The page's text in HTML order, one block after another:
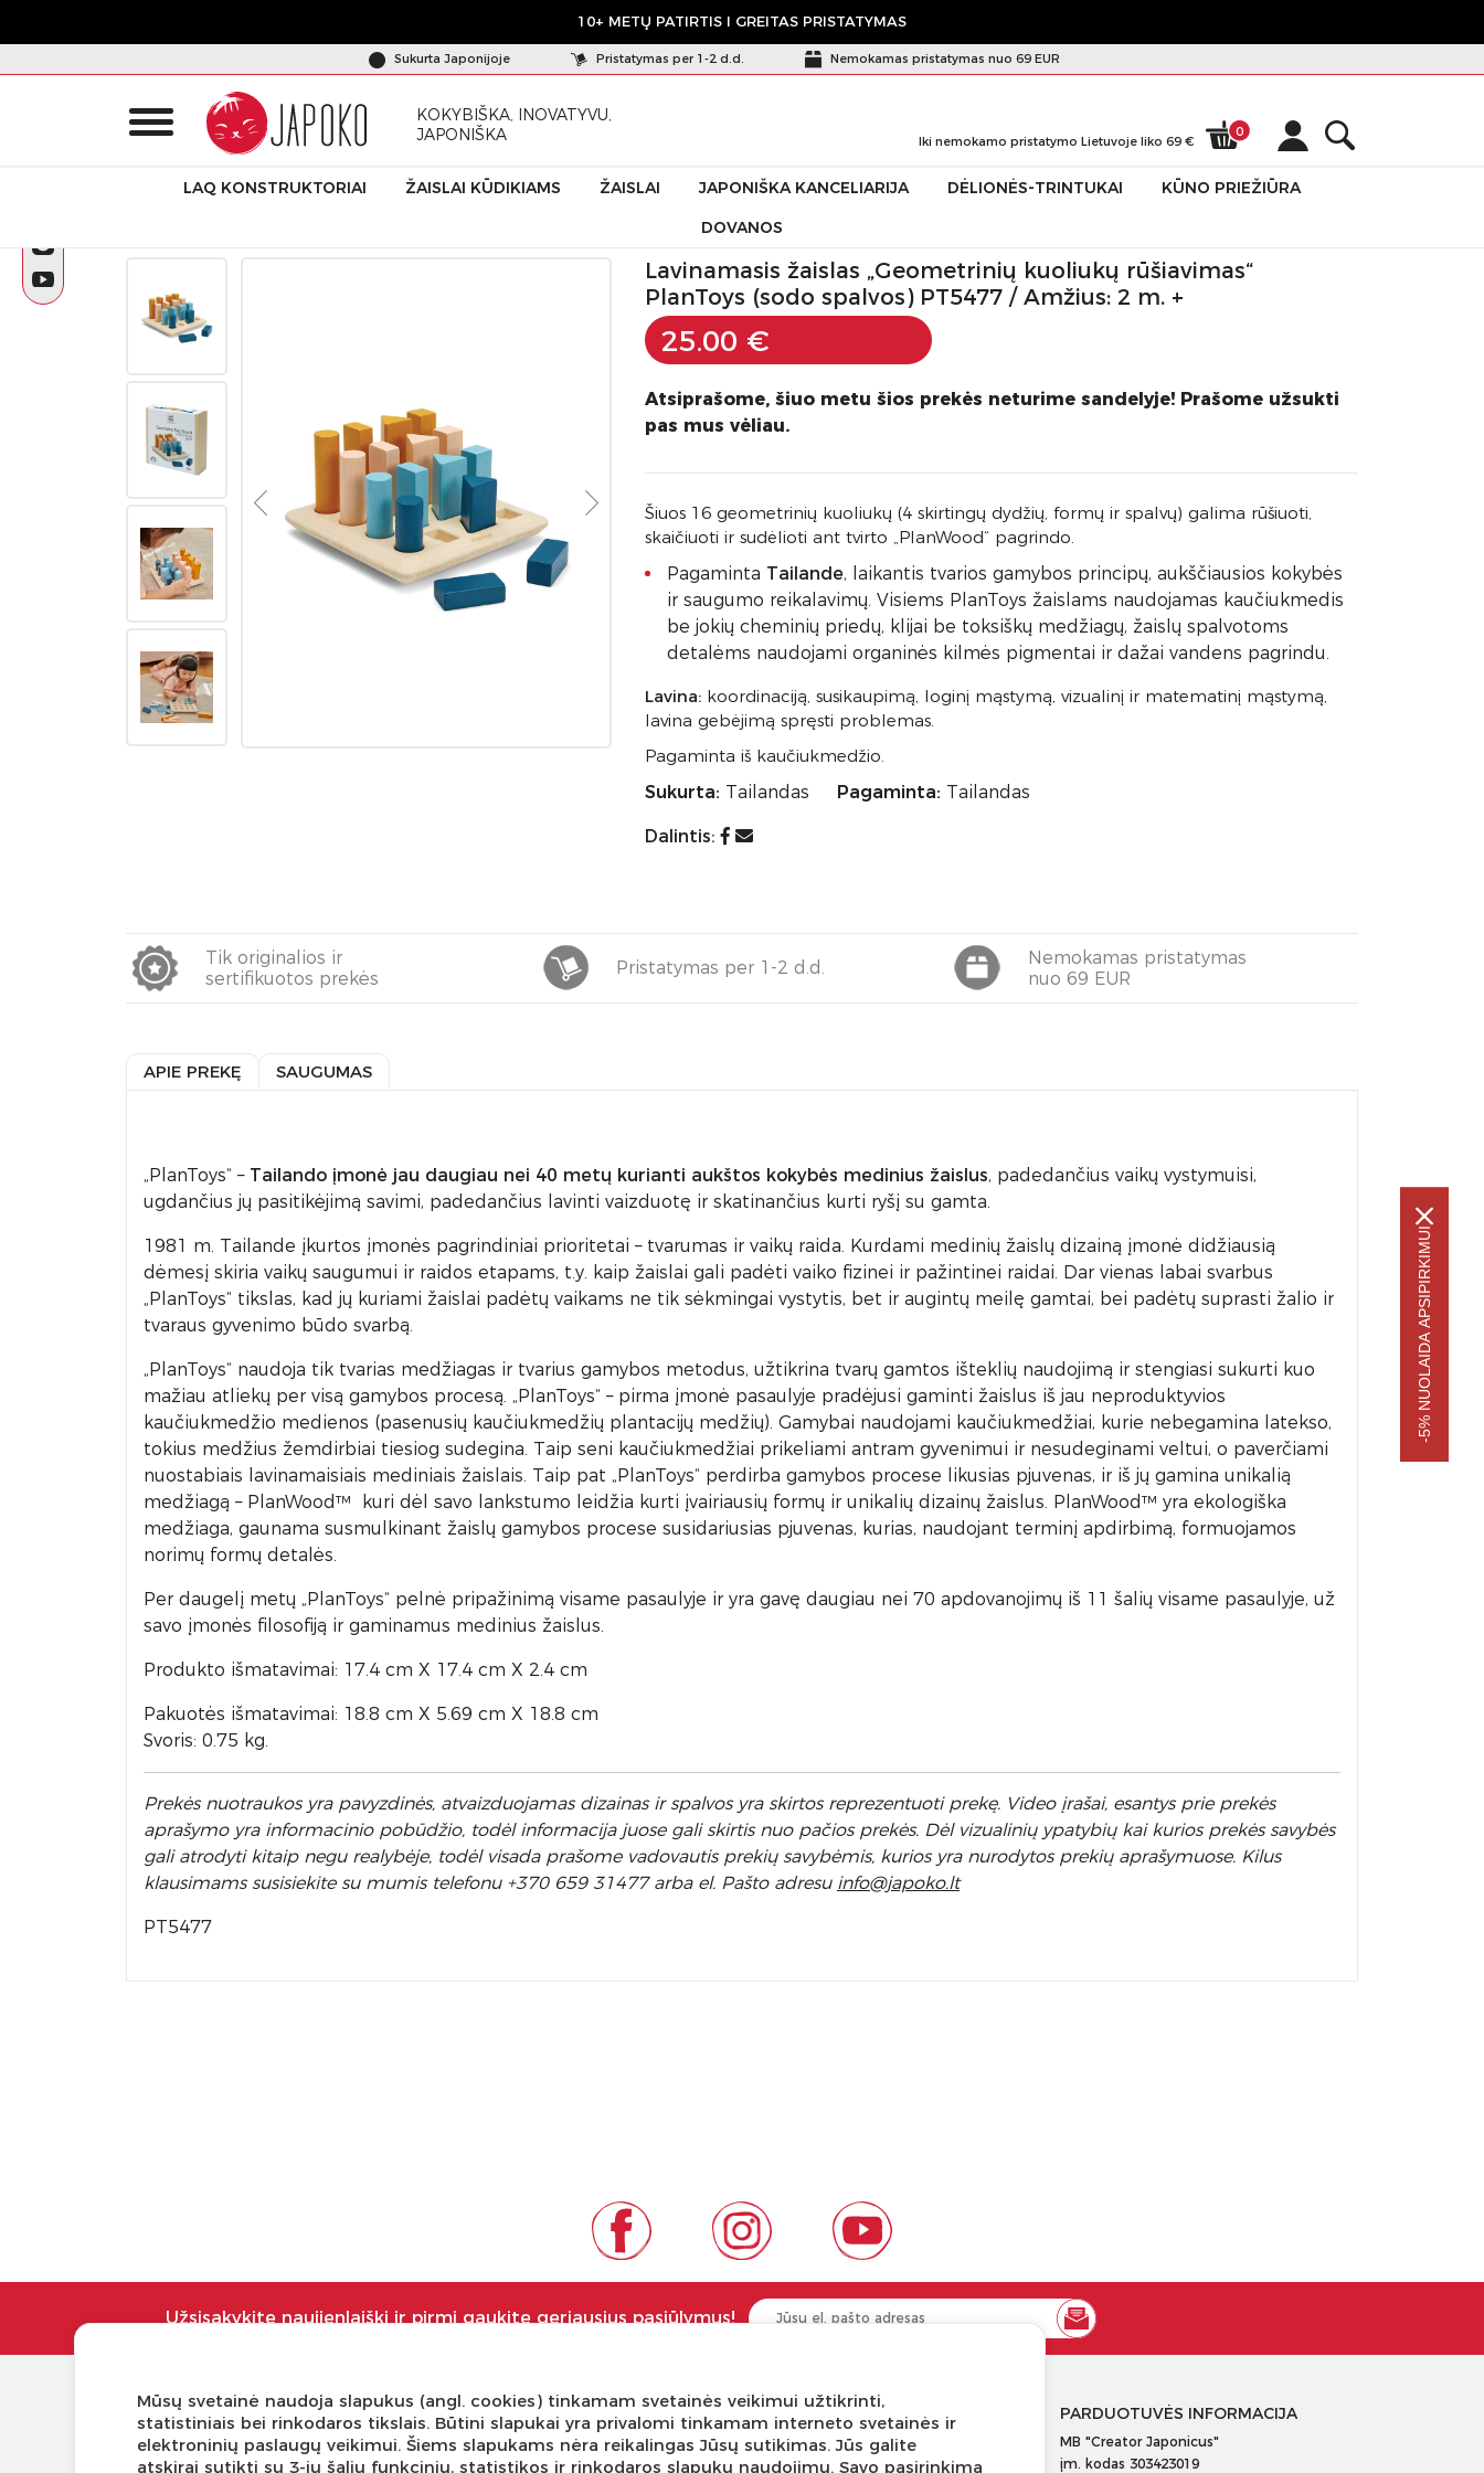
10+ METŲ PATIRTIS I GREITAS PRISTATYMAS
Sukurta Japonijoje Pristatymas per 1-2 d.d. Nemokamas pristatymas nuo 69 EUR
KOKYBIŠKA, INOVATYVU,
JAPONIŠKA
Iki nemokamo pristatymo Lietuvoje liko 69 €
0
LAQ KONSTRUKTORIAI ŽAISLAI KŪDIKIAMS ŽAISLAI JAPONIŠKA KANCELIARIJA DĖLIONĖS-TRINTUKAI
KŪNO PRIEŽIŪRA
DOVANOS
Lavinamasis žaislas „Geometrinių kuoliukų rūšiavimas“ PlanToys (sodo spalvos) PT5477
Lavinamasis žaislas „Geometrinių kuoliukų rūšiavimas“
PlanToys (sodo spalvos) PT5477 / Amžius: 2 m. +
25.00 €
Atsiprašome, šiuo metu šios prekės neturime sandelyje! Prašome užsukti
pas mus vėliau.
Šiuos 16 geometrinių kuoliukų (4 skirtingų dydžių, formų ir spalvų) galima rūšiuoti,
skaičiuoti ir sudėlioti ant tvirto „PlanWood“ pagrindo.
Pagaminta Tailande, laikantis tvarios gamybos principų, aukščiausios kokybės
ir saugumo reikalavimų. Visiems PlanToys žaislams naudojamas kaučiukmedis
be jokių cheminių priedų, klijai be toksiškų medžiagų, žaislų spalvotoms
detalėms naudojami organinės kilmės pigmentai ir dažai vandens pagrindu.
Lavina: koordinaciją, susikaupimą, loginį mąstymą, vizualinį ir matematinį mąstymą,
lavina gebėjimą spręsti problemas.
Pagaminta iš kaučiukmedžio.
Sukurta: Tailandas Pagaminta: Tailandas
Dalintis:
Tik originalios ir
sertifikuotos prekės
Pristatymas per 1-2 d.d.
Nemokamas pristatymas
nuo 69 EUR
APIE PREKĘ SAUGUMAS
„PlanToys“ – Tailando įmonė jau daugiau nei 40 metų kurianti aukštos kokybės medinius žaislus, padedančius vaikų vystymuisi,
ugdančius jų pasitikėjimą savimi, padedančius lavinti vaizduotę ir skatinančius kurti ryšį su gamta.
1981 m. Tailande įkurtos įmonės pagrindiniai prioritetai – tvarumas ir vaikų raida. Kurdami medinių žaislų dizainą įmonė didžiausią
dėmesį skiria vaikų saugumui ir raidos etapams, t.y. kaip žaislai gali padėti vaiko fizinei ir pažintinei raidai. Dar vienas labai svarbus
„PlanToys“ tikslas, kad jų kuriami žaislai padėtų vaikams ne tik sėkmingai vystytis, bet ir augintų meilę gamtai, bei padėtų suprasti žalio ir
tvaraus gyvenimo būdo svarbą.
„PlanToys“ naudoja tik tvarias medžiagas ir tvarius gamybos metodus, užtikrina tvarų gamtos išteklių naudojimą ir stengiasi sukurti kuo
mažiau atliekų per visą gamybos procesą. „PlanToys“ – pirma įmonė pasaulyje pradėjusi gaminti žaislus iš jau neproduktyvios
kaučiukmedžio medienos (pasenusių kaučiukmedžių plantacijų medžių). Gamybai naudojami kaučiukmedžiai, kurie nebegamina latekso,
tokius medžius žemdirbiai tiesiog sudegina. Taip seni kaučiukmedžiai prikeliami antram gyvenimui ir nesudeginami veltui, o paverčiami
nuostabiais lavinamaisiais mediniais žaislais. Taip pat „PlanToys“ perdirba gamybos procese likusias pjuvenas, ir iš jų gamina unikalią
medžiagą – PlanWood™ kuri dėl savo lankstumo leidžia kurti įvairiausių formų ir unikalių dizainų žaislus. PlanWood™ yra ekologiška
medžiaga, gaunama susmulkinant žaislų gamybos procese susidariusias pjuvenas, kurias, naudojant terminį apdirbimą, formuojamos
norimų formų detalės.
Per daugelį metų „PlanToys“ pelnė pripažinimą visame pasaulyje ir yra gavę daugiau nei 70 apdovanojimų iš 11 šalių visame pasaulyje, už
savo įmonės filosofiją ir gaminamus medinius žaislus.
Produkto išmatavimai: 17.4 cm X 17.4 cm X 2.4 cm
Pakuotės išmatavimai: 18.8 cm X 5.69 cm X 18.8 cm
Svoris: 0.75 kg.
Prekės nuotraukos yra pavyzdinės, atvaizduojamas dizainas ir spalvos yra skirtos reprezentuoti prekę. Video įrašai, esantys prie prekės
aprašymo yra informacinio pobūdžio, todėl informacija juose gali skirtis nuo pačios prekės. Dėl vizualinių ypatybių kai kurios prekės savybės
gali atrodyti kitaip negu realybėje, todėl visada prašome vadovautis prekių savybėmis, kurios yra nurodytos prekių aprašymuose. Kilus
klausimams susisiekite su mumis telefonu +370 659 31477 arba el. Pašto adresu info@japoko.lt
PT5477
Užsisakykite naujienlaiškį ir pirmi gaukite geriausius pasiūlymus!
KLIENTŲ APTARNAVIMAS
Pirkimo – pardavimo taisyklės
NAUDINGA ŽINOTI
Tinklaraštis
APIE PREKĖS ŽENKLUS
Kas yra LaQ?
PARDUOTUVĖS INFORMACIJA
MB "Creator Japonicus"
įm. kodas 303423019
Mūsų svetainė naudoja slapukus (angl. cookies) tinkamam svetainės veikimui užtikrinti,
statistiniais bei rinkodaros tikslais. Būtini slapukai yra privalomi tinkamam interneto svetainės ir
elektroninių paslaugų veikimui. Šiems slapukams nėra reikalingas Jūsų sutikimas. Jūs galite
atskirai sutikti su 3-ių šalių funkcinių, statistikos ir rinkodaros slapukų naudojimu. Savo pasirinkimą
-5% NUOLAIDA APSIPIRKIMUI